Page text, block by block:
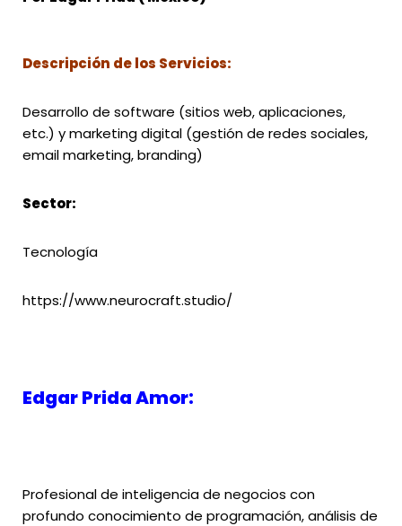
Descripción de los Servicios:
Desarrollo de software (sitios web, aplicaciones,
etc.) y marketing digital (gestión de redes sociales,
email marketing, branding)
Sector:
Tecnología
https://www.neurocraft.studio/
Edgar Prida Amor:
Profesional de inteligencia de negocios con
profundo conocimiento de programación, análisis de